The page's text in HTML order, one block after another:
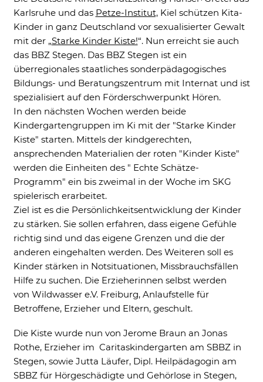
Karlsruhe und das Petze-Institut,Kiel schützen Kita-
Kinder in ganz Deutschland vor sexualisierter Gewalt
mit der „Starke Kinder Kiste!“. Nun erreicht sie auch
das BBZ Stegen. Das BBZ Stegen ist ein
überregionales staatliches sonderpädagogisches
Bildungs- und Beratungszentrum mit Internat und ist
spezialisiert auf den Förderschwerpunkt Hören.
In den nächsten Wochen werden beide
Kindergartengruppen im Ki mit der "Starke Kinder
Kiste" starten. Mittels der kindgerechten,
ansprechenden Materialien der roten "Kinder Kiste"
werden die Einheiten des " Echte Schätze-
Programm" ein bis zweimal in der Woche im SKG
spielerisch erarbeitet.
Ziel ist es die Persönlichkeitsentwicklung der Kinder
zu stärken. Sie sollen erfahren, dass eigene Gefühle
richtig sind und das eigene Grenzen und die der
anderen eingehalten werden. Des Weiteren soll es
Kinder stärken in Notsituationen, Missbrauchsfällen
Hilfe zu suchen. Die Erzieherinnen selbst werden
von Wildwasser e.V. Freiburg, Anlaufstelle für
Betroffene, Erzieher und Eltern, geschult.
Die Kiste wurde nun von Jerome Braun an Jonas
Rothe, Erzieher im Caritaskindergarten am SBBZ in
Stegen, sowie Jutta Läufer, Dipl. Heilpädagogin am
SBBZ für Hörgeschädigte und Gehörlose in Stegen,
Notwendig
Diese werden für die Grundfunktionen der
Website benötigt und helfen dabei, unsere
Website nutzbar zu machen sowie Zugriffe
auf sichere Bereiche unserer Website
ermöglichen.
Cookie Informationen anzeigen
External Content
content available on the website. Such as
YouTube, Instagram or similar providers.
Cookie Informationen anzeigen
Marketing und Statistik
verwendet, um anonymes Tracking zu
aktivieren. Hierbei werden können
Drittanbieter weitergeleitet.